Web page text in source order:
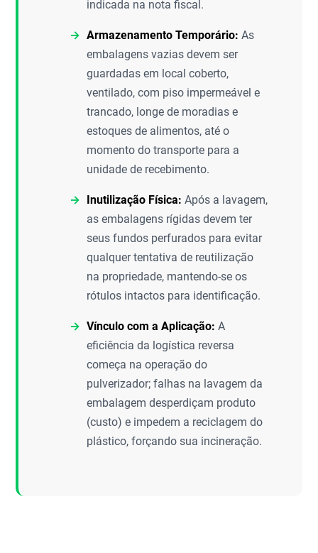
indicada na nota fiscal.
Armazenamento Temporário: As
embalagens vazias devem ser
guardadas em local coberto,
ventilado, com piso impermeável e
trancado, longe de moradias e
estoques de alimentos, até o
momento do transporte para a
unidade de recebimento.
Inutilização Física: Após a lavagem,
as embalagens rígidas devem ter
seus fundos perfurados para evitar
qualquer tentativa de reutilização
na propriedade, mantendo-se os
rótulos intactos para identificação.
Vínculo com a Aplicação: A
eficiência da logística reversa
começa na operação do
pulverizador; falhas na lavagem da
embalagem desperdiçam produto
(custo) e impedem a reciclagem do
plástico, forçando sua incineração.